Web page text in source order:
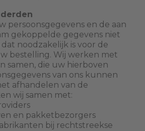
persoonsgegevens en de aan
gekoppelde gegevens niet
noodzakelijk is voor de
bestelling. Wij werken met
samen, die uw hierboven
van ons kunnen
afhandelen van de
wij samen met:
en pakketbezorgers
bij rechtstreekse